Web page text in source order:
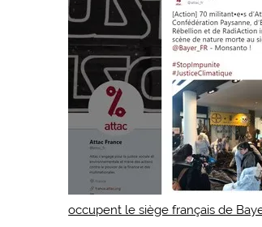
occupent le siège français de